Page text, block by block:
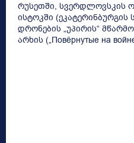
რუსეთში,
ისტოკში
დრონების „უპირის“
არხის („Повёрнутые на